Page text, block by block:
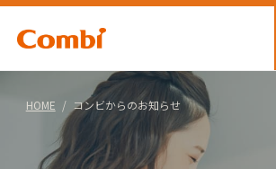
HOME コンビからのお知らせ